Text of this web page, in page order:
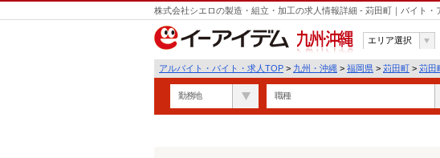
株式会社シエロの製造・組立・加工の求人情報詳細 - 苅田町｜バイト
九州・沖縄
エリア選択
アルバイト・バイト・求人TOP > 九州・沖縄 > 福岡県 > 苅田町 > 苅田
勤務地 職種